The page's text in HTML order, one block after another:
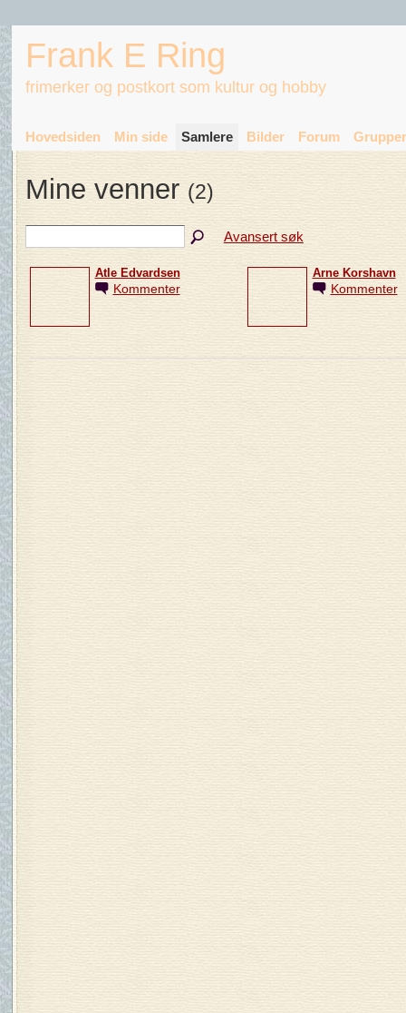
Frank E Ring
frimerker og postkort som kultur og hobby
Hovedsiden Min side Samlere Bilder Forum Grupper
Mine venner (2)
Avansert søk
Atle Edvardsen
Kommenter
Arne Korshavn
Kommenter